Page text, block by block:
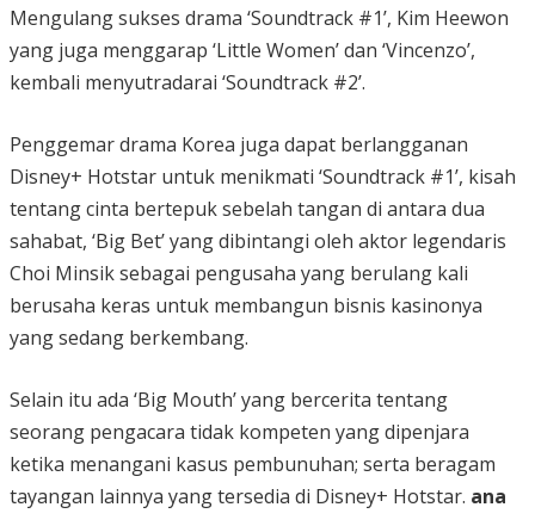
Mengulang sukses drama ‘Soundtrack #1’, Kim Heewon
yang juga menggarap ‘Little Women’ dan ‘Vincenzo’,
kembali menyutradarai ‘Soundtrack #2’.
Penggemar drama Korea juga dapat berlangganan
Disney+ Hotstar untuk menikmati ‘Soundtrack #1’, kisah
tentang cinta bertepuk sebelah tangan di antara dua
sahabat, ‘Big Bet’ yang dibintangi oleh aktor legendaris
Choi Minsik sebagai pengusaha yang berulang kali
berusaha keras untuk membangun bisnis kasinonya
yang sedang berkembang.
Selain itu ada ‘Big Mouth’ yang bercerita tentang
seorang pengacara tidak kompeten yang dipenjara
ketika menangani kasus pembunuhan; serta beragam
tayangan lainnya yang tersedia di Disney+ Hotstar. ana